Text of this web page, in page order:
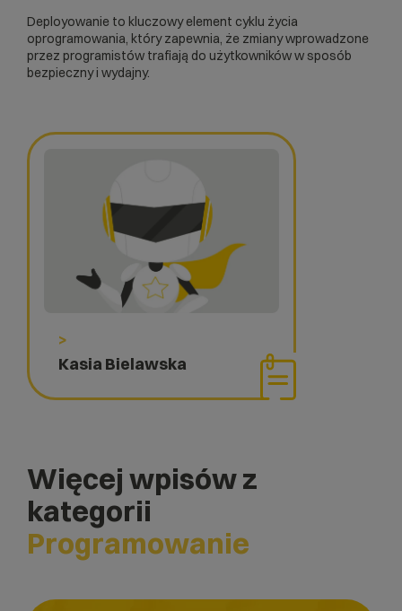
>
Kasia Bielawska
Deployowanie to kluczowy element cyklu życia
oprogramowania, który zapewnia, że zmiany wprowadzone
przez programistów trafiają do użytkowników w sposób
bezpieczny i wydajny.
Więcej wpisów z
kategorii
Programowanie